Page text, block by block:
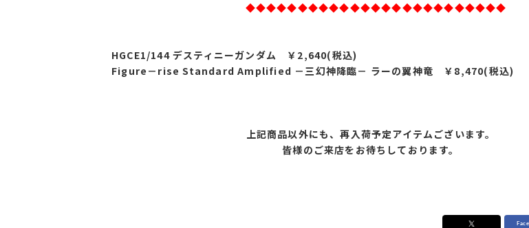
◆◆◆◆◆◆◆◆◆◆◆◆◆◆◆◆◆◆◆◆◆◆◆◆◆
HGCE1/144 デスティニーガンダム ￥2,640(税込)
Figure－rise Standard Amplified －三幻神降臨－ ラーの翼神竜 ￥8,470(税込)
上記商品以外にも、再入荷予定アイテムございます。
皆様のご来店をお待ちしております。